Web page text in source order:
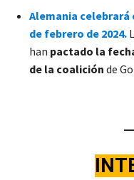
Alemania
de febrero de 2024.
han pactado la
de la coalición de